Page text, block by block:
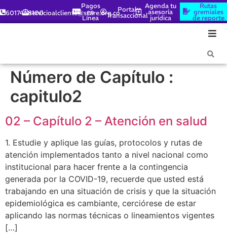
6017448100servicioalcliente@scare.org.co
Pagos
en
Línea
Portal
Transaccional
Agenda tu
asesoría
jurídica
Rutas
gremiales
de reporte
Número de Capítulo :
capitulo2
02 – Capítulo 2 – Atención en salud​
1. Estudie y aplique las guías, protocolos y rutas de
atención implementados tanto a nivel nacional como
institucional para hacer frente a la contingencia
generada por la COVID-19, recuerde que usted está
trabajando en una situación de crisis y que la situación
epidemiológica es cambiante, cerciórese de estar
aplicando las normas técnicas o lineamientos vigentes
[…]